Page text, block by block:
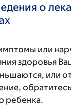
о
или
здоровья
или
ребенка.